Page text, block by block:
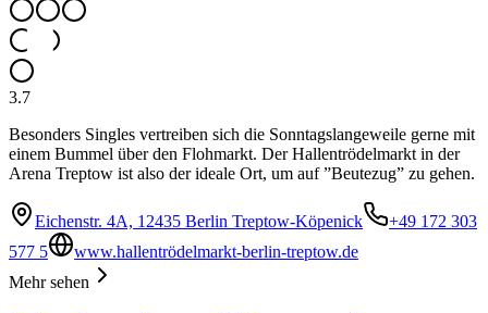
3.7
Besonders Singles vertreiben sich die Sonntagslangeweile gerne mit
einem Bummel über den Flohmarkt. Der Hallentrödelmarkt in der
Arena Treptow ist also der ideale Ort, um auf ”Beutezug” zu gehen.
Eichenstr. 4A, 12435 Berlin Treptow-Köpenick
+49 172 303
577 5
www.hallentrödelmarkt-berlin-treptow.de
Mehr sehen